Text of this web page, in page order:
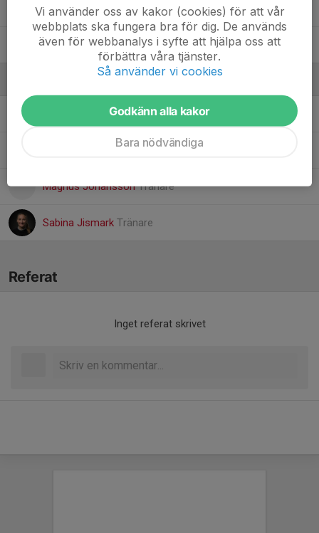
Märta Hovbrandt , F14
8. Saga Pettersson Bäck
Christopher FribergLedare
Erik PetterssonAss tränare
Magnus JohanssonTränare
Sabina Jismark Tränare
Referat
Inget referat skrivet
Vi använder oss av kakor (cookies) för att vår
webbplats ska fungera bra för dig. De används
även för webbanalys i syfte att hjälpa oss att
förbättra våra tjänster.
Så använder vi cookies
Godkänn alla kakor
Bara nödvändiga